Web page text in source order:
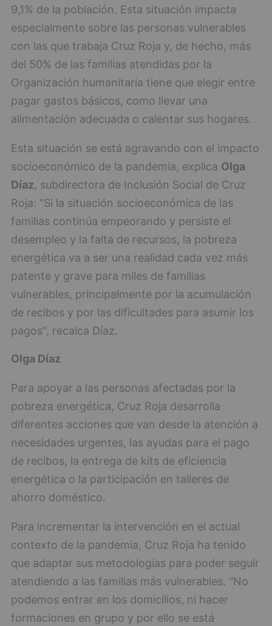
9,1% de la población. Esta situación impacta
especialmente sobre las personas vulnerables
con las que trabaja Cruz Roja y, de hecho, más
del 50% de las familias atendidas por la
Organización humanitaria tiene que elegir entre
pagar gastos básicos, como llevar una
alimentación adecuada o calentar sus hogares.
Esta situación se está agravando con el impacto
socioeconómico de la pandemia, explica Olga
Díaz, subdirectora de Inclusión Social de Cruz
Roja: "Si la situación socioeconómica de las
familias continúa empeorando y persiste el
desempleo y la falta de recursos, la pobreza
energética va a ser una realidad cada vez más
patente y grave para miles de familias
vulnerables, principalmente por la acumulación
de recibos y por las dificultades para asumir los
pagos", recalca Díaz.
Olga Díaz
Para apoyar a las personas afectadas por la
pobreza energética, Cruz Roja desarrolla
diferentes acciones que van desde la atención a
necesidades urgentes, las ayudas para el pago
de recibos, la entrega de kits de eficiencia
energética o la participación en talleres de
ahorro doméstico.
Para incrementar la intervención en el actual
contexto de la pandemia, Cruz Roja ha tenido
que adaptar sus metodologías para poder seguir
atendiendo a las familias más vulnerables. "No
podemos entrar en los domicilios, ni hacer
formaciones en grupo y por ello se está